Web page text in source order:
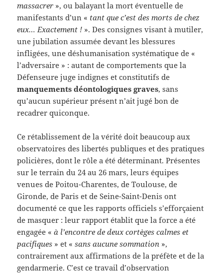
massacrer », ou balayant la mort éventuelle de
manifestants d’un « tant que c’est des morts de chez
eux… Exactement ! ». Des consignes visant à mutiler,
une jubilation assumée devant les blessures
infligées, une déshumanisation systématique de «
l’adversaire » : autant de comportements que la
Défenseure juge indignes et constitutifs de
manquements déontologiques graves, sans
qu’aucun supérieur présent n’ait jugé bon de
recadrer quiconque.
Ce rétablissement de la vérité doit beaucoup aux
observatoires des libertés publiques et des pratiques
policières, dont le rôle a été déterminant. Présentes
sur le terrain du 24 au 26 mars, leurs équipes
venues de Poitou-Charentes, de Toulouse, de
Gironde, de Paris et de Seine-Saint-Denis ont
documenté ce que les rapports officiels s’efforçaient
de masquer : leur rapport établit que la force a été
engagée «à l’encontre de deux cortèges calmes et
pacifiques » et «sans aucune sommation »,
contrairement aux affirmations de la préfète et de la
gendarmerie. C’est ce travail d’observation